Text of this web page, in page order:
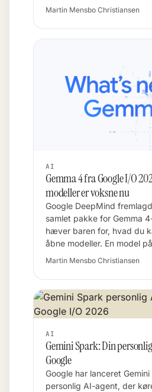
Martin Mensbo Christiansen
AI
Gemma 4 fra Google I/O
modeller er voksne nu
Google DeepMind
samlet pakke for Gemma
hæver baren for, hvad du
åbne modeller. En model
Martin Mensbo Christiansen
AI
Gemini Spark: Din
Google
Google har lanceret
personlig AI-agent, der